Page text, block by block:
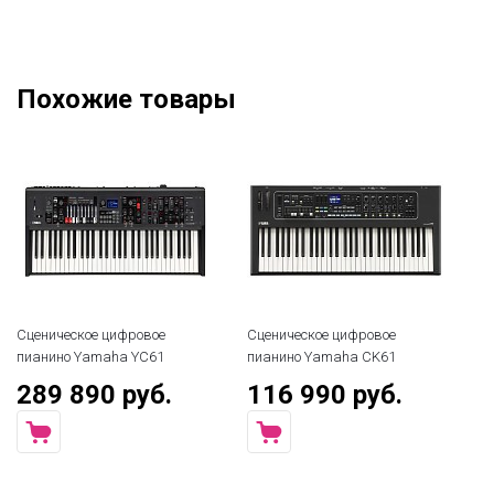
Похожие товары
Сценическое цифровое
пианино Yamaha YC61
289 890 руб.
Сценическое цифровое
пианино Yamaha CK61
116 990 руб.